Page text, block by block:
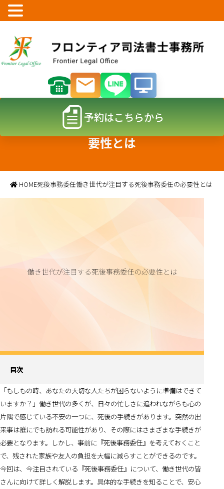
予約はこちらから
働き世代が注目する死後事務委任の必
要性とは
HOME死後事務委任働き世代が注目する死後事務委任の必要性とは
目次
「もしもの時、あなたの大切な人たちが困らないように準備はできて
いますか？」働き世代の多くが、日々の忙しさに追われながらも心の
片隅で感じている不安の一つに、死後の手続きがあります。突然の出
来事は誰にでも訪れる可能性があり、その際にはさまざまな手続きが
必要となります。しかし、事前に『死後事務委任』を考えておくこと
で、残された家族や友人の負担を大幅に減らすことができるのです。
今回は、今注目されている『死後事務委任』について、働き世代の皆
さんに向けて詳しく解説します。具体的な手続きを知ることで、安心